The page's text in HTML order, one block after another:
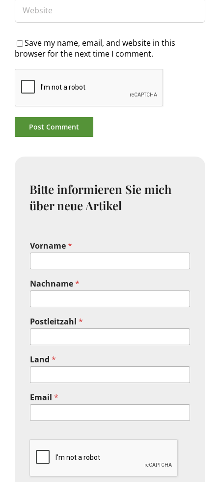
Save my name, email, and website in this
browser for the next time I comment.
Bitte informieren Sie mich
über neue Artikel
Vorname*
Nachname*
Postleitzahl *
Land *
Email *